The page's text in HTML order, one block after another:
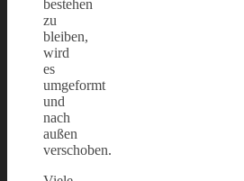
bestehen
zu
bleiben,
wird
es
umgeformt
und
nach
außen
verschoben.